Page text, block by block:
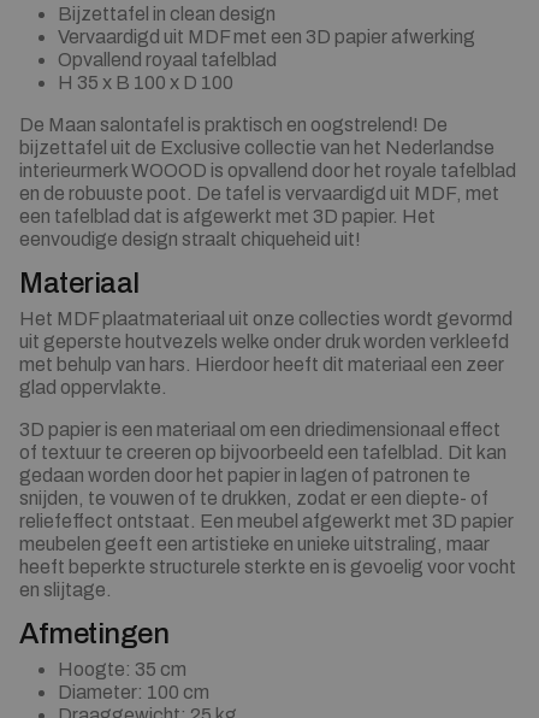
Bijzettafel in clean design
Vervaardigd uit MDF met een 3D papier afwerking
Opvallend royaal tafelblad
H 35 x B 100 x D 100
De Maan salontafel is praktisch en oogstrelend! De
bijzettafel uit de Exclusive collectie van het Nederlandse
interieurmerk WOOOD is opvallend door het royale tafelblad
en de robuuste poot. De tafel is vervaardigd uit MDF, met
een tafelblad dat is afgewerkt met 3D papier. Het
eenvoudige design straalt chiqueheid uit!
Materiaal
Het MDF plaatmateriaal uit onze collecties wordt gevormd
uit geperste houtvezels welke onder druk worden verkleefd
met behulp van hars. Hierdoor heeft dit materiaal een zeer
glad oppervlakte.
3D papier is een materiaal om een driedimensionaal effect
of textuur te creeren op bijvoorbeeld een tafelblad. Dit kan
gedaan worden door het papier in lagen of patronen te
snijden, te vouwen of te drukken, zodat er een diepte- of
reliefeffect ontstaat. Een meubel afgewerkt met 3D papier
meubelen geeft een artistieke en unieke uitstraling, maar
heeft beperkte structurele sterkte en is gevoelig voor vocht
en slijtage.
Afmetingen
Hoogte: 35 cm
Diameter: 100 cm